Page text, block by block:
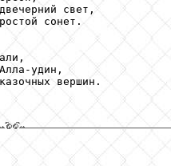
свет,
сонет.
Алла-удин,
вершин.